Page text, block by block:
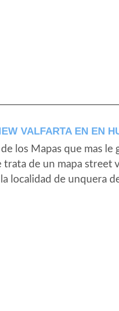
VALFARTA EN EN
los Mapas que mas le
trata de un mapa street
localidad de unquera